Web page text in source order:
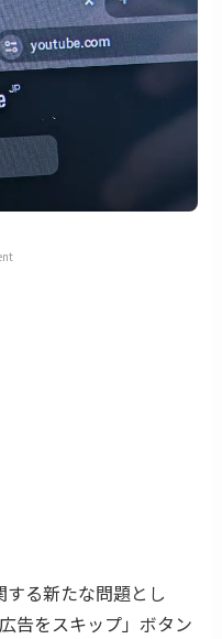
る新たな問題とし
告をスキップ」ボタン